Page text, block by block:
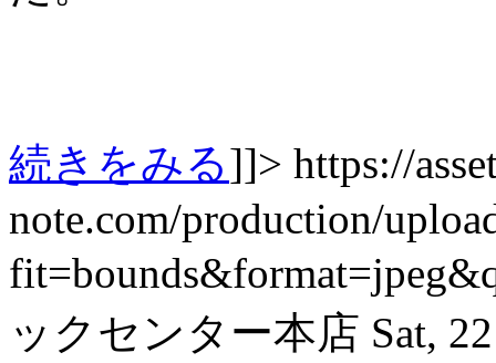
続きをみる]]> https://
note.com/production/
ックセンター本店 Sat,